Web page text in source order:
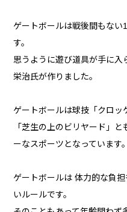
ゲートボールは戦後間もない
す。
思うように遊び道具が手に入
栄治氏が作りました。
ゲートボールは球技「クロッ
「芝生の上のビリヤード」
ーなスポーツとなっています。
ゲートボールは 体力的な負
いルールです。